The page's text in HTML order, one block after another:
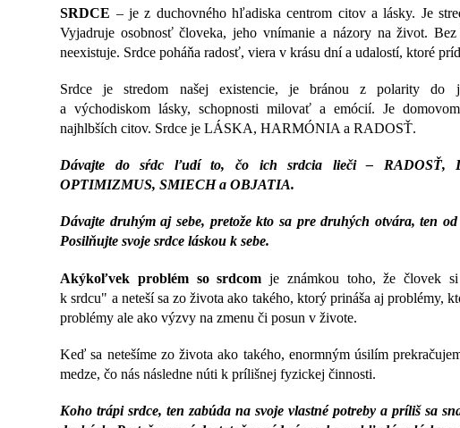
SRDCE – je z duchovného hľadiska centrom citov a lásky. Je
Vyjadruje osobnosť človeka, jeho vnímanie a názory na život.
neexistuje. Srdce poháňa radosť, viera v krásu dní a udalostí, ktoré
Srdce je stredom našej existencie, je bránou z polarity do
a východiskom lásky, schopnosti milovať a emócií. Je
najhlbších citov. Srdce je LÁSKA, HARMÓNIA a RADOSŤ.
Dávajte do sŕdc ľudí to, čo ich srdcia lieči – RADOSŤ,
OPTIMIZMUS, SMIECH a OBJATIA.
Dávajte druhým aj sebe, pretože kto sa pre druhých otvára, ten
Posilňujte svoje srdce láskou k sebe.
Akýkoľvek problém so srdcom je známkou toho, že človek
k srdcu" a neteší sa zo života ako takého, ktorý prináša aj problémy,
problémy ale ako výzvy na zmenu či posun v živote.
Keď sa netešíme zo života ako takého, enormným úsilím
medze, čo nás následne núti k prílišnej fyzickej činnosti.
Koho trápi srdce, ten zabúda na svoje vlastné potreby a príliš sa